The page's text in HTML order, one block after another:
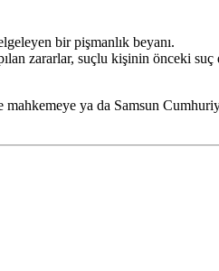
bir pişmanlık beyanı.
zararlar, suçlu kişinin önceki suç
ya da Samsun